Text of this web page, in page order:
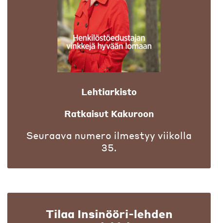
Lehtiarkisto
Ratkaisut Kakuroon
Seuraava numero ilmestyy viikolla
35.
Tilaa Insinööri-lehden